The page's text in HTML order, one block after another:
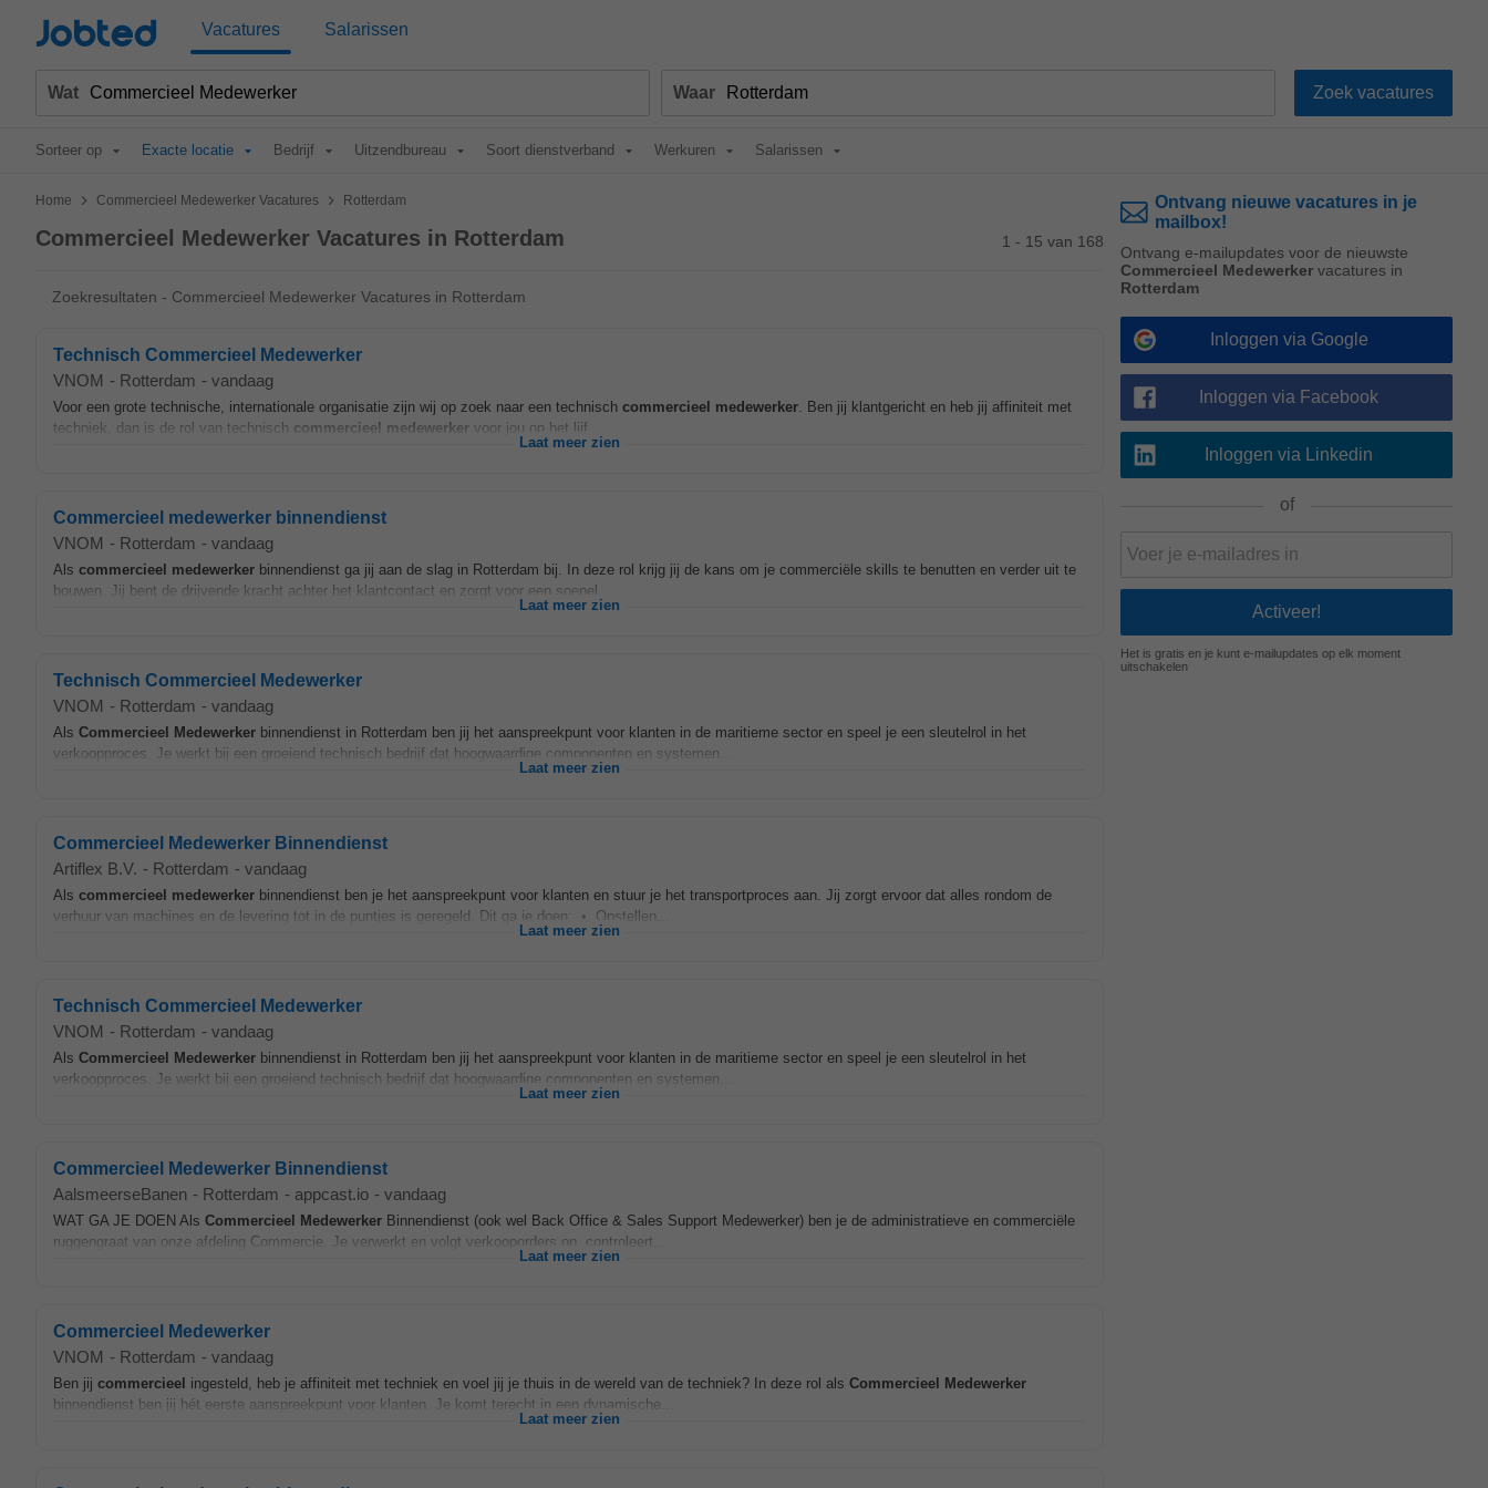
Jobted Vacatures Salarissen
Wat Waar
Sorteer op Exacte locatie Bedrijf Uitzendbureau Soort dienstverband Werkuren Salarissen
Home > Commercieel Medewerker Vacatures > Rotterdam
Commercieel Medewerker Vacatures in Rotterdam 1 - 15 van 168
Zoekresultaten - Commercieel Medewerker Vacatures in Rotterdam
Technisch Commercieel Medewerker
VNOM - Rotterdam - vandaag
Voor een grote technische, internationale organisatie zijn wij op zoek naar een technisch commercieel medewerker. Ben jij klantgericht en heb jij affiniteit met
techniek, dan is de rol van technisch commercieel medewerker voor jou op het lijf...
Laat meer zien
Commercieel medewerker binnendienst
VNOM - Rotterdam - vandaag
Als commercieel medewerker binnendienst ga jij aan de slag in Rotterdam bij. In deze rol krijg jij de kans om je commerciële skills te benutten en verder uit te
bouwen. Jij bent de drijvende kracht achter het klantcontact en zorgt voor een soepel...
Laat meer zien
Technisch Commercieel Medewerker
VNOM - Rotterdam - vandaag
Als Commercieel Medewerker binnendienst in Rotterdam ben jij het aanspreekpunt voor klanten in de maritieme sector en speel je een sleutelrol in het
verkoopproces. Je werkt bij een groeiend technisch bedrijf dat hoogwaardige componenten en systemen...
Laat meer zien
Commercieel Medewerker Binnendienst
Artiflex B.V. - Rotterdam - vandaag
Als commercieel medewerker binnendienst ben je het aanspreekpunt voor klanten en stuur je het transportproces aan. Jij zorgt ervoor dat alles rondom de
verhuur van machines en de levering tot in de puntjes is geregeld. Dit ga je doen: • Opstellen...
Laat meer zien
Technisch Commercieel Medewerker
VNOM - Rotterdam - vandaag
Als Commercieel Medewerker binnendienst in Rotterdam ben jij het aanspreekpunt voor klanten in de maritieme sector en speel je een sleutelrol in het
verkoopproces. Je werkt bij een groeiend technisch bedrijf dat hoogwaardige componenten en systemen...
Laat meer zien
Commercieel Medewerker Binnendienst
AalsmeerseBanen - Rotterdam - appcast.io - vandaag
WAT GA JE DOEN Als Commercieel Medewerker Binnendienst (ook wel Back Office & Sales Support Medewerker) ben je de administratieve en commerciële
ruggengraat van onze afdeling Commercie. Je verwerkt en volgt verkooporders op, controleert...
Laat meer zien
Commercieel Medewerker
VNOM - Rotterdam - vandaag
Ben jij commercieel ingesteld, heb je affiniteit met techniek en voel jij je thuis in de wereld van de techniek? In deze rol als Commercieel
Medewerker
binnendienst ben jij hét eerste aanspreekpunt voor klanten. Je komt terecht in een dynamische...
Laat meer zien
Ontvang nieuwe vacatures in je
mailbox!
Ontvang e-mailupdates voor de nieuwste
Commercieel Medewerker vacatures in
Rotterdam
Inloggen via Google
Inloggen via Facebook
Inloggen via Linkedin
of
Het is gratis en je kunt e-mailupdates op elk moment
uitschakelen